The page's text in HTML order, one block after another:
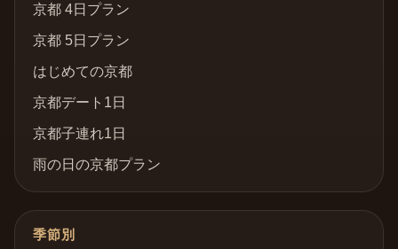
京都 4日プラン
京都 5日プラン
はじめての京都
京都デート1日
京都子連れ1日
雨の日の京都プラン
季節別